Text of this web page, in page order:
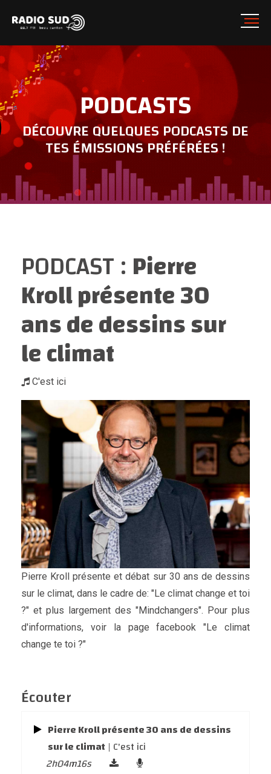
PODCASTS
DÉCOUVRE QUELQUES PODCASTS DE
TES ÉMISSIONS PRÉFÉRÉES !
PODCAST :Pierre
Kroll présente 30
ans de dessins sur
le climat
C'est ici
Pierre Kroll présente et débat sur 30 ans de dessins
sur le climat, dans le cadre de: "Le climat change et toi
?" et plus largement des "Mindchangers". Pour plus
d'informations, voir la page facebook "Le climat
change te toi ?"
Écouter
Pierre Kroll présente 30 ans de dessins
sur le climat | C'est ici
2h04m16s